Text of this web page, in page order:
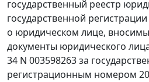
государственный реестр
государственной
о юридическом лице,
документы юридического
34 N 003598263 за
регистрационным номером